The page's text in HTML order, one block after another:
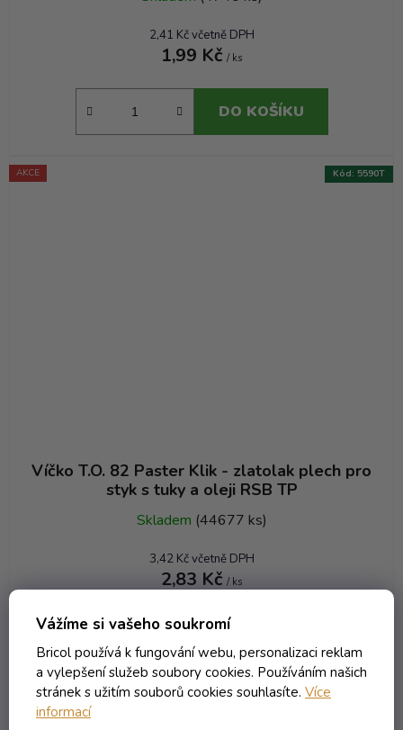
Vážíme si vašeho soukromí
Bricol používá k fungování webu, personalizaci reklam
a vylepšení služeb soubory cookies. Používáním našich
stránek s užitím souborů cookies souhlasíte. Více
informací
2,41 Kč včetně DPH
1,99 Kč / ks
DO KOŠÍKU
AKCE
Víčko T.O. 82 Paster Klik - zlatolak plech pro
styk s tuky a oleji RSB TP
Skladem (44677 ks)
3,42 Kč včetně DPH
2,83 Kč / ks
DO KOŠÍKU
Kód: 5590T
AKCE